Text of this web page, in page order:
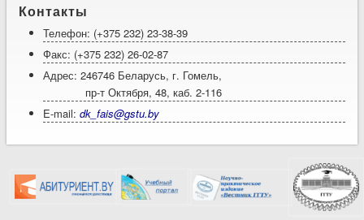
Контакты
Телефон: (+375 232) 23-38-39
Факс: (+375 232) 26-02-87
Адрес: 246746 Беларусь, г. Гомель,
пр-т Октября, 48, каб. 2-116
E-mail:dk_fais@gstu.by